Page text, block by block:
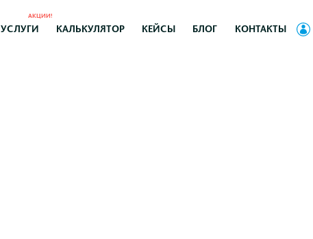
УСЛУГИ
АКЦИИ!
КАЛЬКУЛЯТОР КЕЙСЫ БЛОГ КОНТАКТЫ